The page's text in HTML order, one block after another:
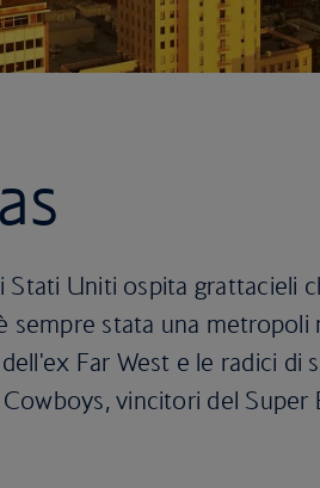
Stati Uniti ospita grattacieli
sempre stata una
Far West e le radici di
vincitori del